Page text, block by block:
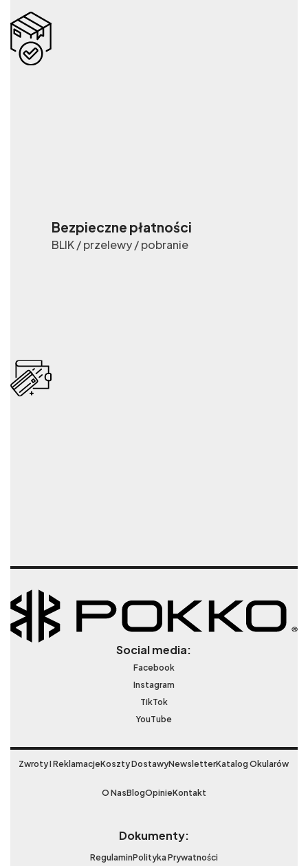
Bezpieczne płatności
BLIK / przelewy / pobranie
Social media:
Facebook
Instagram
TikTok
YouTube
Zwroty I ReklamacjeKoszty DostawyNewsletterKatalog Okularów
O NasBlogOpinieKontakt
Dokumenty:
RegulaminPolityka Prywatności